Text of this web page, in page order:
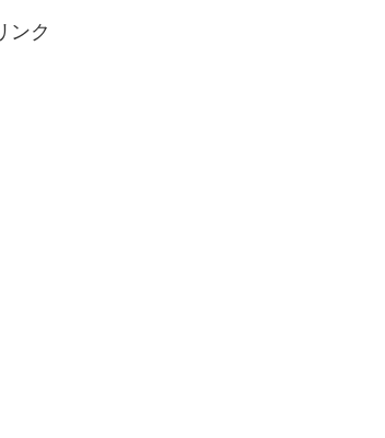
ンク